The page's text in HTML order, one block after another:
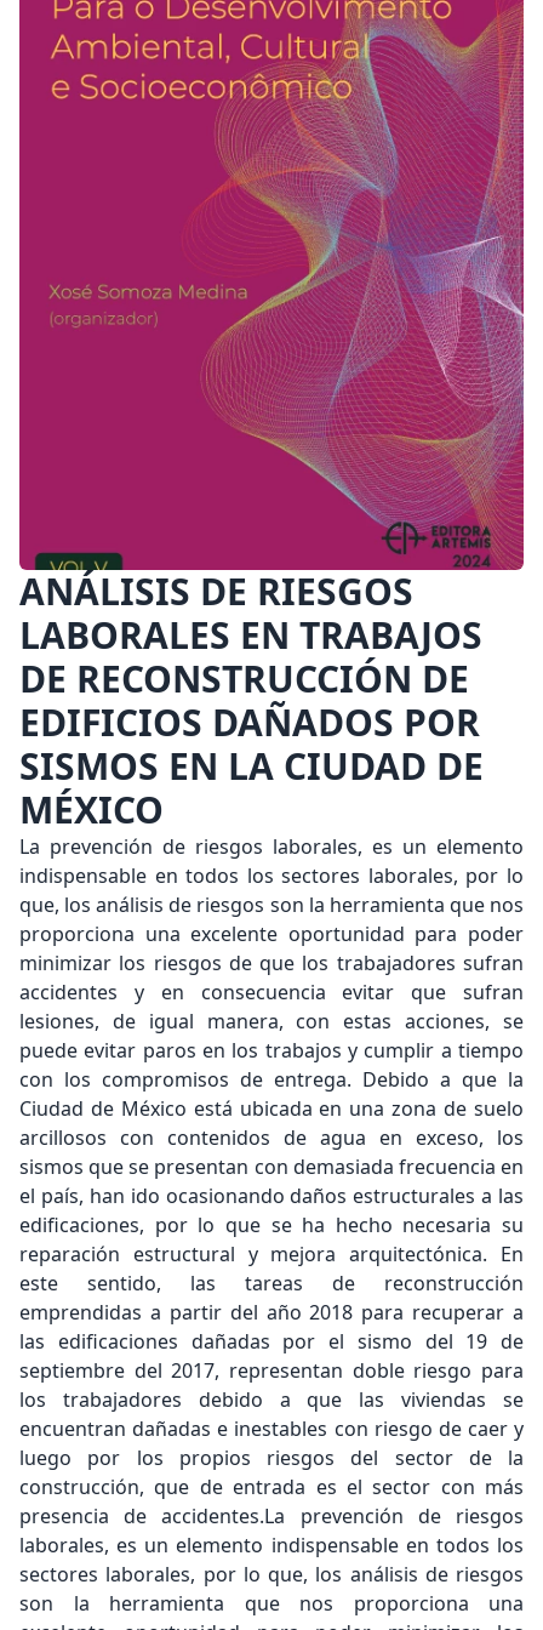
ANÁLISIS DE RIESGOS
LABORALES EN TRABAJOS
DE RECONSTRUCCIÓN DE
EDIFICIOS DAÑADOS POR
SISMOS EN LA CIUDAD DE
MÉXICO
La prevención de riesgos laborales, es un elemento
indispensable en todos los sectores laborales, por lo
que, los análisis de riesgos son la herramienta que nos
proporciona una excelente oportunidad para poder
minimizar los riesgos de que los trabajadores sufran
accidentes y en consecuencia evitar que sufran
lesiones, de igual manera, con estas acciones, se
puede evitar paros en los trabajos y cumplir a tiempo
con los compromisos de entrega. Debido a que la
Ciudad de México está ubicada en una zona de suelo
arcillosos con contenidos de agua en exceso, los
sismos que se presentan con demasiada frecuencia en
el país, han ido ocasionando daños estructurales a las
edificaciones, por lo que se ha hecho necesaria su
reparación estructural y mejora arquitectónica. En
este sentido, las tareas de reconstrucción
emprendidas a partir del año 2018 para recuperar a
las edificaciones dañadas por el sismo del 19 de
septiembre del 2017, representan doble riesgo para
los trabajadores debido a que las viviendas se
encuentran dañadas e inestables con riesgo de caer y
luego por los propios riesgos del sector de la
construcción, que de entrada es el sector con más
presencia de accidentes.La prevención de riesgos
laborales, es un elemento indispensable en todos los
sectores laborales, por lo que, los análisis de riesgos
son la herramienta que nos proporciona una
REVISTAS
SUBMISSÃO